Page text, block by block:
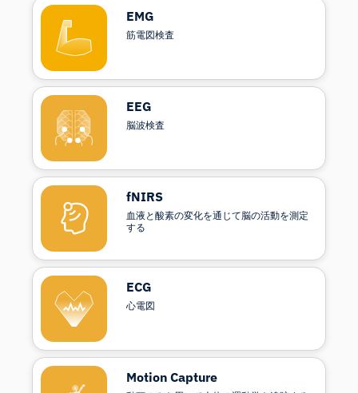
EMG
筋電図検査
EEG
脳波検査
fNIRS
血液と酸素の変化を通じて脳の活動を測定
する
ECG
心電図
Motion Capture